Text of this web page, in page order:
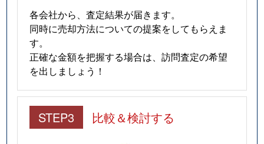
各会社から、査定結果が届きます。
同時に売却方法についての提案をしてもらえま
す。
正確な金額を把握する場合は、訪問査定の希望
を出しましょう！
STEP3 比較＆検討する